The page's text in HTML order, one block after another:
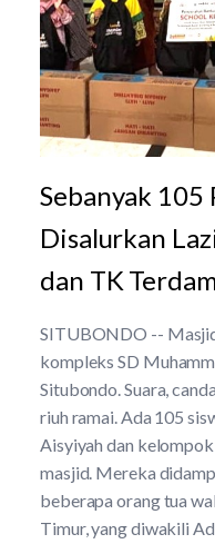
Sebanyak 105
Disalurkan
dan TK
SITUBONDO --
kompleks SD
Situbondo. Suara,
riuh ramai. Ada 105
Aisyiyah dan
masjid. Mereka
beberapa orang tua
Timur, yang diwakili